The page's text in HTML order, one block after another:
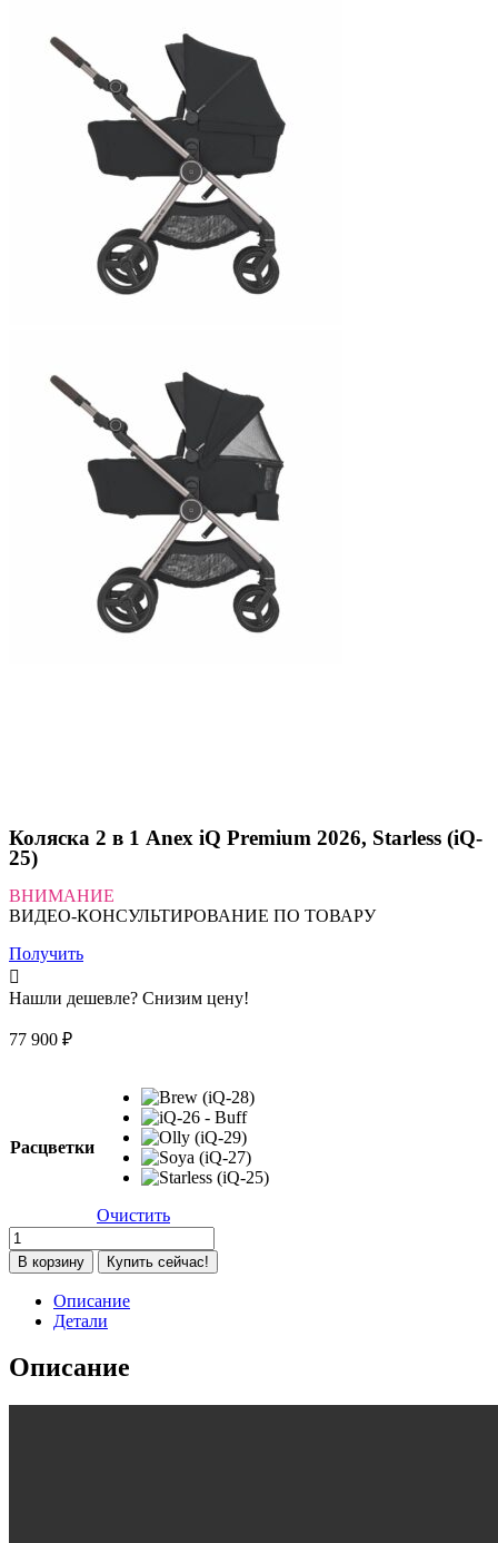
Коляска 2 в 1 Anex iQ Premium 2026, Starless (iQ-
25)
ВНИМАНИЕ
ВИДЕО-КОНСУЛЬТИРОВАНИЕ ПО ТОВАРУ
Получить
Нашли дешевле? Снизим цену!
77 900 ₽
Расцветки
Очистить
Количество
товара
Коляска
Anex
iQ
В корзину Купить сейчас!
Описание
Детали
Описание